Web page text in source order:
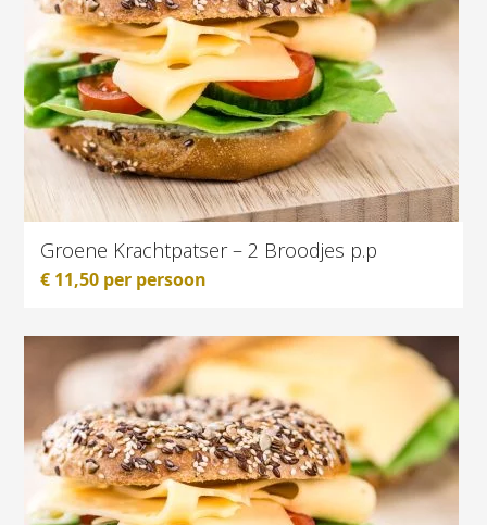
Groene Krachtpatser – 2 Broodjes p.p
€ 11,50 per persoon